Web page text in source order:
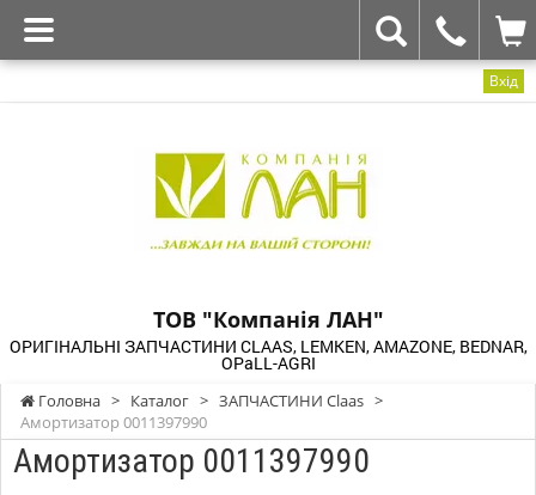
Вхід
ТОВ "Компанія ЛАН"
ОРИГІНАЛЬНІ ЗАПЧАСТИНИ CLAAS, LEMKEN, AMAZONE, BEDNAR,
OPaLL-AGRI
Головна > Каталог > ЗАПЧАСТИНИ Claas >
Амортизатор 0011397990
Амортизатор 0011397990